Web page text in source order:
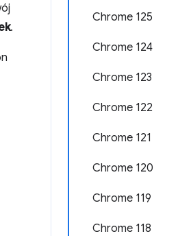
Chrome 125
Chrome 124
Chrome 123
Chrome 122
Chrome 121
Chrome 120
Chrome 119
Chrome 118
.